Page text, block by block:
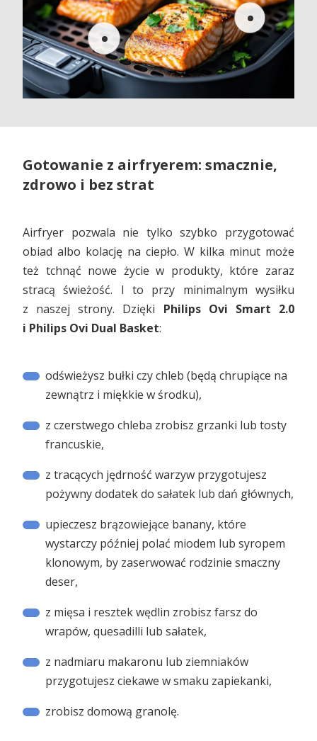
Gotowanie z airfryerem: smacznie,
zdrowo i bez strat
Airfryer pozwala nie tylko szybko przygotować
obiad albo kolację na ciepło. W kilka minut może
też tchnąć nowe życie w produkty, które zaraz
stracą świeżość. I to przy minimalnym wysiłku
z naszej strony. Dzięki Philips Ovi Smart 2.0
i Philips Ovi Dual Basket:
odświeżysz bułki czy chleb (będą chrupiące na
zewnątrz i miękkie w środku),
z czerstwego chleba zrobisz grzanki lub tosty
francuskie,
z tracących jędrność warzyw przygotujesz
pożywny dodatek do sałatek lub dań głównych,
upieczesz brązowiejące banany, które
wystarczy później polać miodem lub syropem
klonowym, by zaserwować rodzinie smaczny
deser,
z mięsa i resztek wędlin zrobisz farsz do
wrapów, quesadilli lub sałatek,
z nadmiaru makaronu lub ziemniaków
przygotujesz ciekawe w smaku zapiekanki,
zrobisz domową granolę.